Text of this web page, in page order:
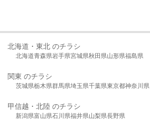
北海道・東北 のチラシ
北海道青森県岩手県宮城県秋田県山形県福島県
関東 のチラシ
茨城県栃木県群馬県埼玉県千葉県東京都神奈川県
甲信越・北陸 のチラシ
新潟県富山県石川県福井県山梨県長野県